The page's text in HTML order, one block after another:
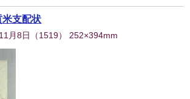
米支配状
月8日 （1519） 252×394mm